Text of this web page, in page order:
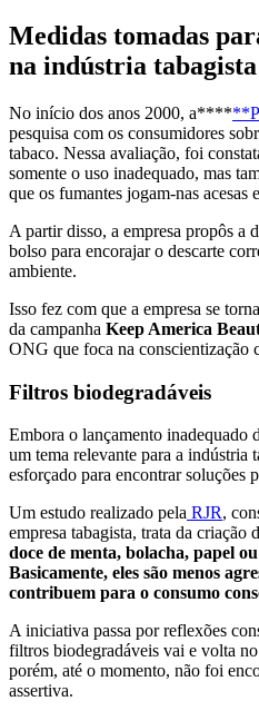
Medidas tomadas
na indústria tabagista
No início dos anos 2000, a****
pesquisa com os consumidores
tabaco. Nessa avaliação, foi
somente o uso inadequado, mas
que os fumantes jogam-nas acesas
A partir disso, a empresa propôs a
bolso para encorajar o descarte
ambiente.
Isso fez com que a empresa se
da campanha Keep America
ONG que foca na conscientização
Filtros biodegradáveis
Embora o lançamento inadequado
um tema relevante para a indústria
esforçado para encontrar soluções
Um estudo realizado pela RJR,
empresa tabagista, trata da criação
doce de menta, bolacha, papel
Basicamente, eles são menos
contribuem para o consumo
A iniciativa passa por reflexões
filtros biodegradáveis vai e volta
porém, até o momento, não foi
assertiva.